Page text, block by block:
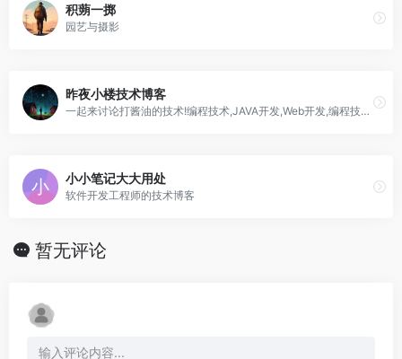
积蒴一掷
园艺与摄影
昨夜小楼技术博客
一起来讨论打酱油的技术!编程技术,JAVA开发,Web开发,编程技术分享,资源分享
小小笔记大大用处
软件开发工程师的技术博客
暂无评论